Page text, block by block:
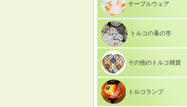
テーブルウェア
トルコの蚤の市
その他のトルコ雑貨
トルコランプ